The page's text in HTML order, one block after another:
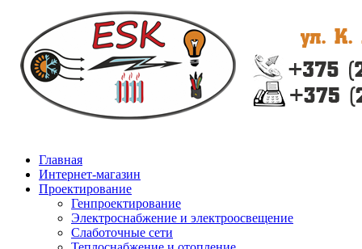
Главная
Интернет-магазин
Проектирование
Генпроектирование
Электроснабжение и электроосвещение
Слаботочные сети